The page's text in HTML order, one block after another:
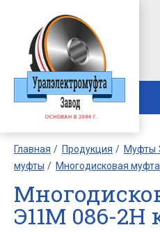
Главная Продукция Муфты
муфты
Многодисковая
Э11М 086-2Н